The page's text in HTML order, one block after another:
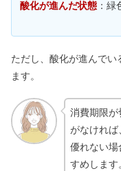
酸化が進んだ状態 ：緑
ただし、酸化が進んで
ます。
消費期限が
がなければ
優れない場
すめします